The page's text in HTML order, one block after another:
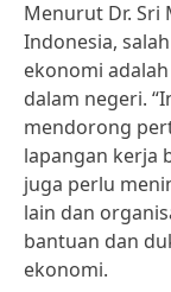
Menurut Dr. Sri
Indonesia,
ekonomi
dalam negeri.
mendorong
lapangan kerja
juga perlu
lain dan
bantuan dan
ekonomi.